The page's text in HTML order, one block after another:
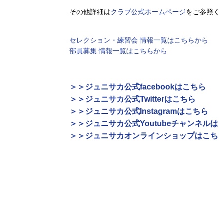
その他詳細はクラブ公式ホームページをご参照
セレクション・練習会 情報一覧はこちらから
部員募集 情報一覧はこちらから
＞＞ジュニサカ公式facebookはこちら
＞＞ジュニサカ公式Twitterはこちら
＞＞ジュニサカ公式Instagramはこちら
＞＞ジュニサカ公式Youtubeチャンネルは
＞＞ジュニサカオンラインショップはこち